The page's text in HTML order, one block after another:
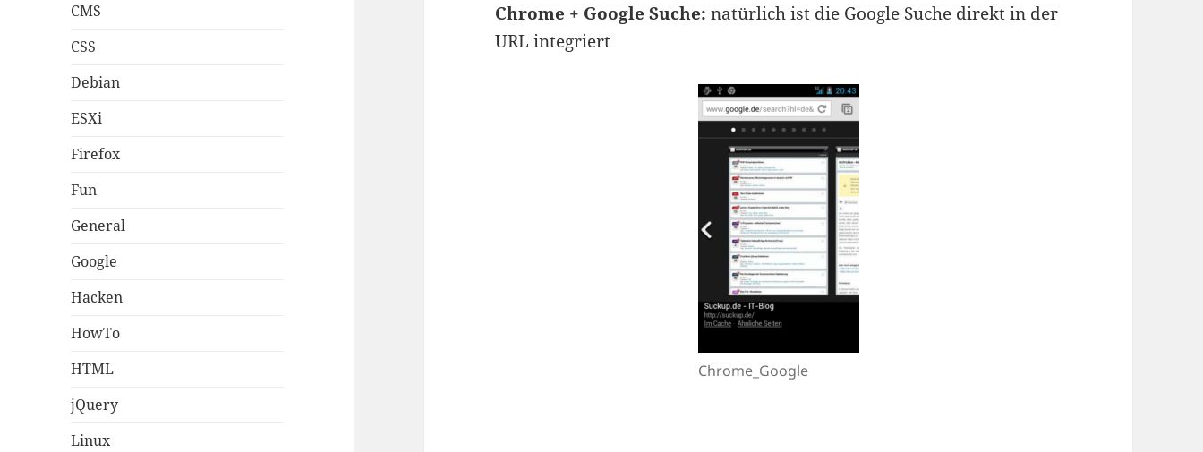
CMS
CSS
Debian
ESXi
Firefox
Fun
General
Google
Hacken
HowTo
HTML
jQuery
Linux
Chrome + Google Suche:natürlich ist die Google Suche direkt in der
URL integriert
Chrome_Google